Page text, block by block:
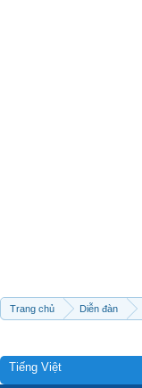
Trang chủ Diễn đàn
Tiếng Việt